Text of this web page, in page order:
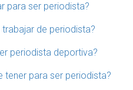
para ser periodista?
de periodista?
periodista deportiva?
tener para ser periodista?